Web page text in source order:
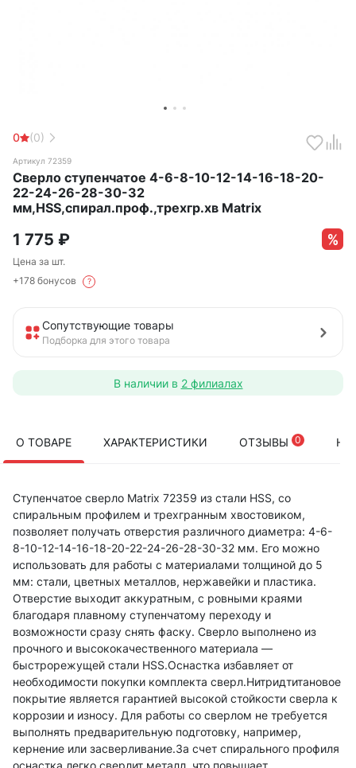
0 (0)
Артикул 72359
Сверло ступенчатое 4-6-8-10-12-14-16-18-20-
22-24-26-28-30-32
мм,HSS,спирал.проф.,трехгр.хв Matrix
1 775 ₽
Цена за шт.
+178 бонусов
?
Сопутствующие товары
Подборка для этого товара
В наличии в 2 филиалах
О ТОВАРЕ ХАРАКТЕРИСТИКИ ОТЗЫВЫ 0
Ступенчатое сверло Matrix 72359 из стали HSS, со
спиральным профилем и трехгранным хвостовиком,
позволяет получать отверстия различного диаметра: 4-6-
8-10-12-14-16-18-20-22-24-26-28-30-32 мм. Его можно
использовать для работы с материалами толщиной до 5
мм: стали, цветных металлов, нержавейки и пластика.
Отверстие выходит аккуратным, с ровными краями
благодаря плавному ступенчатому переходу и
возможности сразу снять фаску. Сверло выполнено из
прочного и высококачественного материала —
быстрорежущей стали HSS.Оснастка избавляет от
необходимости покупки комплекта сверл.Нитридтитановое
покрытие является гарантией высокой стойкости сверла к
коррозии и износу. Для работы со сверлом не требуется
выполнять предварительную подготовку, например,
кернение или засверливание.За счет спирального профиля